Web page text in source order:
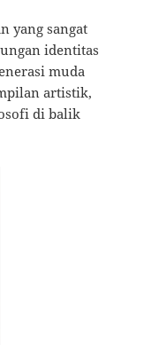
yang sangat
identitas
muda
artistik,
di balik